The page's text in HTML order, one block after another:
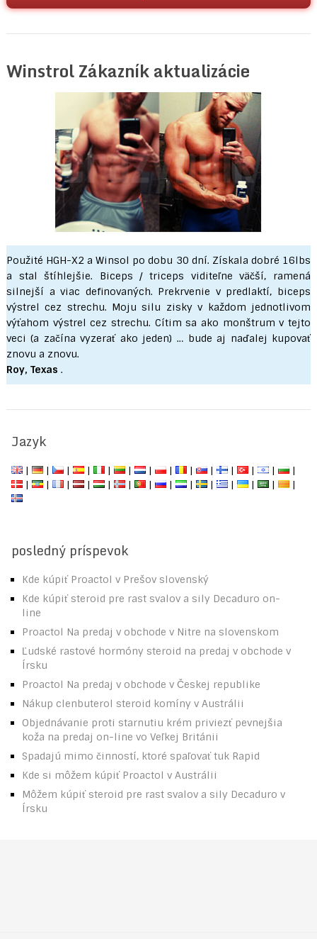
Winstrol Zákazník aktualizácie
Použité HGH-X2 a Winsol po dobu 30 dní. Získala dobré 16lbs
a stal štíhlejšie. Biceps / triceps viditeľne väčší, ramená
silnejší a viac definovaných. Prekrvenie v predlaktí, biceps
výstrel cez strechu. Moju silu zisky v každom jednotlivom
výťahom výstrel cez strechu. Cítim sa ako monštrum v tejto
veci (a začína vyzerať ako jeden) … bude aj naďalej kupovať
znovu a znovu.
Roy, Texas .
Jazyk
| | | | | | | | | | | | |
|
|
| | | | | | | | | | | | |
posledný príspevok
Kde kúpiť Proactol v Prešov slovenský
Kde kúpiť steroid pre rast svalov a sily Decaduro on-
line
Proactol Na predaj v obchode v Nitre na slovenskom
Ľudské rastové hormóny steroid na predaj v obchode v
Írsku
Proactol Na predaj v obchode v Českej republike
Nákup clenbuterol steroid komíny v Austrálii
Objednávanie proti starnutiu krém priviezť pevnejšia
koža na predaj on-line vo Veľkej Británii
Spadajú mimo činností, ktoré spaľovať tuk Rapid
Kde si môžem kúpiť Proactol v Austrálii
Môžem kúpiť steroid pre rast svalov a sily Decaduro v
Írsku